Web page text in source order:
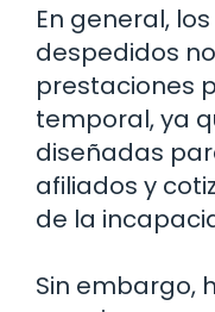
En general,
despedidos
prestaciones
temporal, ya
diseñadas
afiliados y
de la
Sin embargo,